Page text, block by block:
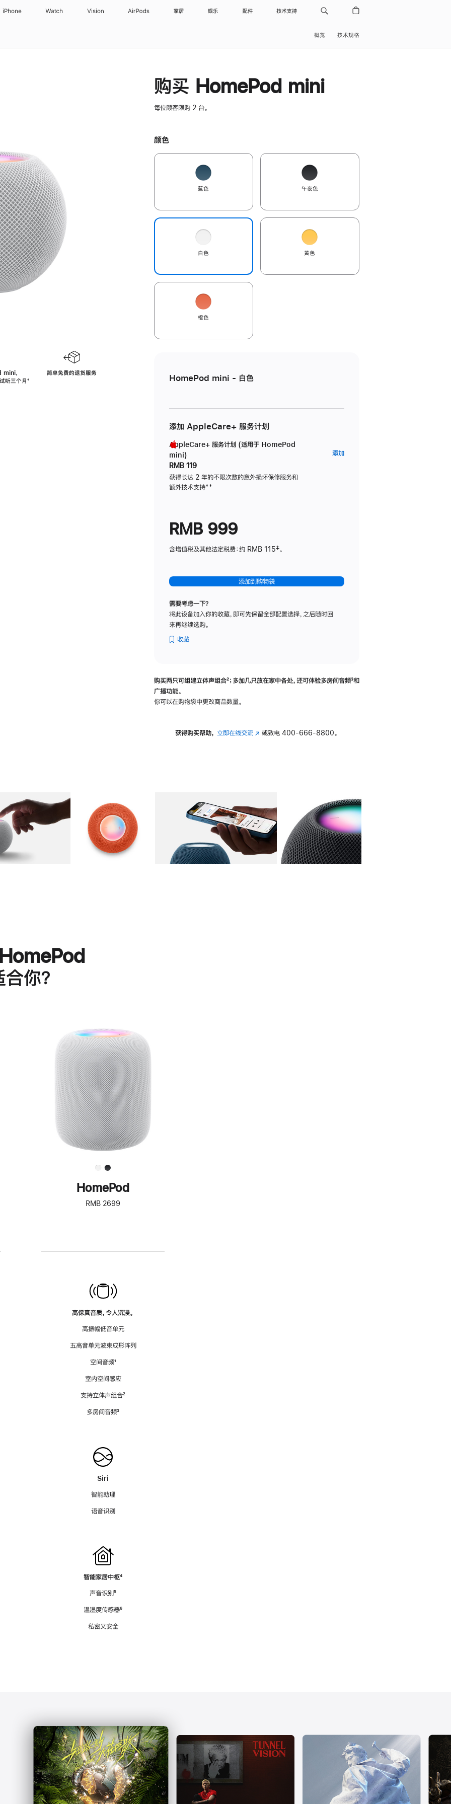
iPhone Watch Vision AirPods 家居 娱乐 配件 技术支持
概览 技术规格
，
听三个月脚
⁺
简单免费的退货服务
购买 HomePod mini
每位顾客限购 2 台。
颜色
蓝色 午夜色
白色 黄色
橙色
HomePod mini - 白色
添加 AppleCare+ 服务计划
AppleCare+ 服务计划 (适用于 HomePod
mini)
RMB 119
获得长达 2 年的不限次数的意外损坏保修服务和
额外技术支持脚
**
添加AppleCare+
RMB 999
含增值税及其他法定税费：约 RMB 115‡。
添加到购物袋
需要考虑一下？
将此设备加入你的收藏，即可先保留全部配置选择，之后随时回
来再继续选购。
收藏
购买两只可组建立体声组合脚
²；多加几只放在家中各处，还可体验多‍房‍间音频脚
³和
广播功能。
你可以在购物袋中更改商品数量。
获得购买帮助， 立即在线交流(在 或致电 400-666-8800。
图库 图像 图库 图像 图库 图像 4 图库 图像 5
你？
进
一
步
了
解
HomePod<
HomePod
RMB 2699
高保真音质，令人沉浸。
高振幅低音单元
五高音单元波束成形阵列
空间音频脚
¹
室内空间感应
支持立体声组合脚
²
多房间音频脚
³
Siri
智能助理
语音识别
智能家居中枢脚
⁴
声音识别脚
⁵
温湿度传感器脚
⁶
私密又安全